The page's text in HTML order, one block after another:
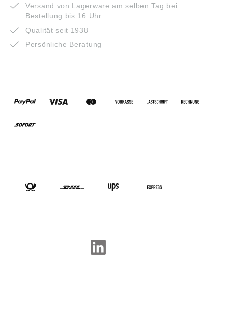
Versand von Lagerware am selben Tag bei
Bestellung bis 16 Uhr
Qualität seit 1938
Persönliche Beratung